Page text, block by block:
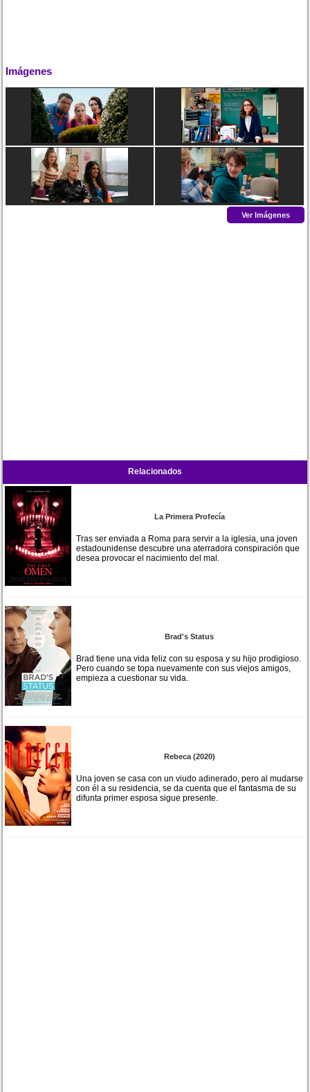
Imágenes
Ver Imágenes
Relacionados
La Primera Profecía
Tras ser enviada a Roma para servir a la iglesia, una joven
estadounidense descubre una aterradora conspiración que
desea provocar el nacimiento del mal.
Brad's Status
Brad tiene una vida feliz con su esposa y su hijo prodigioso.
Pero cuando se topa nuevamente con sus viejos amigos,
empieza a cuestionar su vida.
Rebeca (2020)
Una joven se casa con un viudo adinerado, pero al mudarse
con él a su residencia, se da cuenta que el fantasma de su
difunta primer esposa sigue presente.